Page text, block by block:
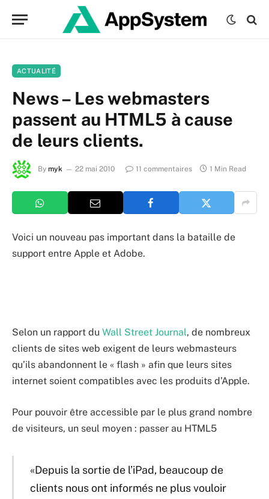
ACTUALITÉ
News – Les webmasters
passent au HTML5 à cause
de leurs clients.
By myk 22 mai 2010 11 commentaires 1 Min Read
Voici un nouveau pas important dans la bataille de
support entre Apple et Adobe.
Selon un rapport du Wall Street Journal, de nombreux
clients de sites web exigent de leurs webmasteurs
qu’ils abandonnent le « flash » afin que leurs sites
internet soient compatibles avec les produits d’Apple.
Pour pouvoir être accessible par le plus grand nombre
de visiteurs, un seul moyen : passer au HTML5
«Depuis la sortie de l’iPad, beaucoup de
clients nous ont informés ne plus vouloir